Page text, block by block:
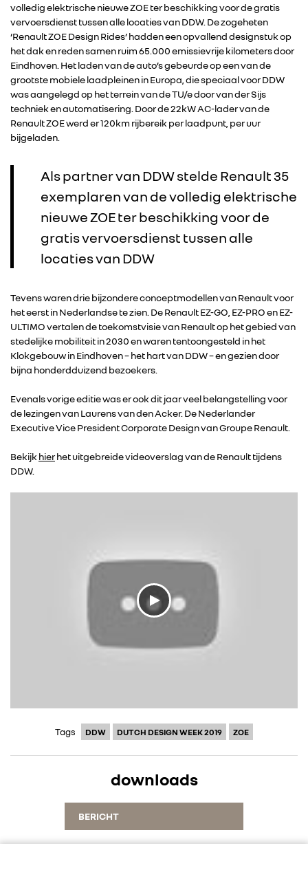
RENAULT GROUP
RENAULT
ALPINE
ALLIANCE
volledig elektrische nieuwe ZOE ter beschikking voor de gratis
vervoersdienst tussen alle locaties van DDW. De zogeheten
‘Renault ZOE Design Rides’ hadden een opvallend designstuk op
het dak en reden samen ruim 65.000 emissievrije kilometers door
Eindhoven. Het laden van de auto’s gebeurde op een van de
grootste mobiele laadpleinen in Europa, die speciaal voor DDW
was aangelegd op het terrein van de TU/e door van der Sijs
techniek en automatisering. Door de 22kW AC-lader van de
Renault ZOE werd er 120km rijbereik per laadpunt, per uur
bijgeladen.
Als partner van DDW stelde Renault 35
exemplaren van de volledig elektrische
nieuwe ZOE ter beschikking voor de
gratis vervoersdienst tussen alle
locaties van DDW
Tevens waren drie bijzondere conceptmodellen van Renault voor
het eerst in Nederlandse te zien. De Renault EZ-GO, EZ-PRO en EZ-
ULTIMO vertalen de toekomstvisie van Renault op het gebied van
stedelijke mobiliteit in 2030 en waren tentoongesteld in het
Klokgebouw in Eindhoven – het hart van DDW – en gezien door
bijna honderdduizend bezoekers.
Evenals vorige editie was er ook dit jaar veel belangstelling voor
de lezingen van Laurens van den Acker. De Nederlander
Executive Vice President Corporate Design van Groupe Renault.
Bekijkhierhet uitgebreide videoverslag van de Renault tijdens
DDW.
Tags DDW DUTCH DESIGN WEEK 2019 ZOE
downloads
BERICHT